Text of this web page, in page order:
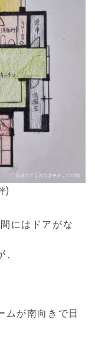
)
にはドアがな
ムが南向きで日